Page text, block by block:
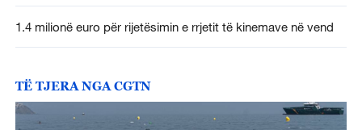
1.4 milionë euro për rijetësimin e rrjetit të kinemave në vend
TË TJERA NGA CGTN